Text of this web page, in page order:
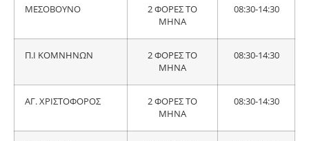
ΜΕΣΟΒΟΥΝΟ
2 ΦΟΡΕΣ ΤΟ
ΜΗΝΑ
08:30-14:30
Π.Ι ΚΟΜΝΗΝΩΝ
2 ΦΟΡΕΣ ΤΟ
ΜΗΝΑ
08:30-14:30
ΑΓ. ΧΡΙΣΤΟΦΟΡΟΣ
2 ΦΟΡΕΣ ΤΟ
ΜΗΝΑ
08:30-14:30